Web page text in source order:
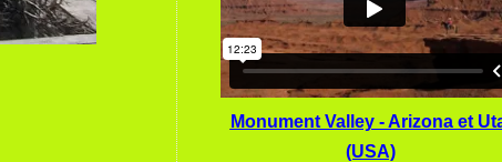
Monument Valley - Arizona et
(USA)